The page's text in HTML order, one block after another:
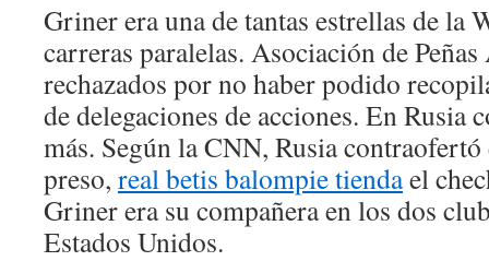
Griner era una de tantas estrellas de la
carreras paralelas. Asociación de
rechazados por no haber podido
de delegaciones de acciones. En Rusia
más. Según la CNN, Rusia
preso, real betis balompie tiendael
Griner era su compañera en los dos
Estados Unidos.